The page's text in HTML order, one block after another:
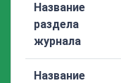
Название
раздела
журнала
Название